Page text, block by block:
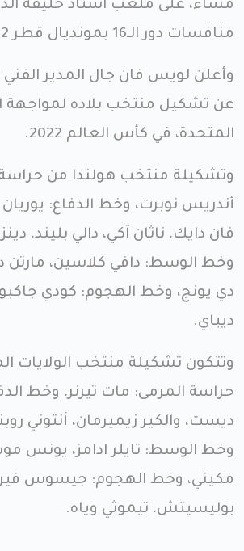
مساءً، على ملعب استاد خليفة
منافسات دور الـ16 بمونديال قطر 2022.
وأعلن لويس فان جال المدير
عن تشكيل منتخب بلاده لمواجهة
المتحدة، في كأس العالم 2022.
وتشكيلة منتخب هولندا من
أندريس نوبرت، وخط الدفاع: يوريان
فان دايك، ناثان آكي، دالي بليند،
وخط الوسط: دافي كلاسين، مارتن
دي يونج، وخط الهجوم: كودي
ديباي.
وتتكون تشكيلة منتخب الولايات
حراسة المرمى: مات تيرنر، وخط
ديست، والكير زيميرمان، أنتوني
وخط الوسط: تايلر ادامز، يونس
مكيني، وخط الهجوم: جيسوس
بوليسيتش، تيموثي وياه.